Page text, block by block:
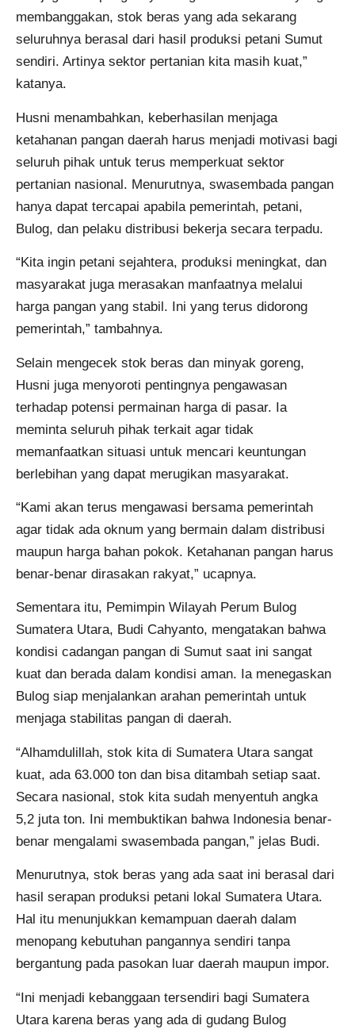
membanggakan, stok beras yang ada sekarang
seluruhnya berasal dari hasil produksi petani Sumut
sendiri. Artinya sektor pertanian kita masih kuat,”
katanya.
Husni menambahkan, keberhasilan menjaga
ketahanan pangan daerah harus menjadi motivasi bagi
seluruh pihak untuk terus memperkuat sektor
pertanian nasional. Menurutnya, swasembada pangan
hanya dapat tercapai apabila pemerintah, petani,
Bulog, dan pelaku distribusi bekerja secara terpadu.
“Kita ingin petani sejahtera, produksi meningkat, dan
masyarakat juga merasakan manfaatnya melalui
harga pangan yang stabil. Ini yang terus didorong
pemerintah,” tambahnya.
Selain mengecek stok beras dan minyak goreng,
Husni juga menyoroti pentingnya pengawasan
terhadap potensi permainan harga di pasar. Ia
meminta seluruh pihak terkait agar tidak
memanfaatkan situasi untuk mencari keuntungan
berlebihan yang dapat merugikan masyarakat.
“Kami akan terus mengawasi bersama pemerintah
agar tidak ada oknum yang bermain dalam distribusi
maupun harga bahan pokok. Ketahanan pangan harus
benar-benar dirasakan rakyat,” ucapnya.
Sementara itu, Pemimpin Wilayah Perum Bulog
Sumatera Utara, Budi Cahyanto, mengatakan bahwa
kondisi cadangan pangan di Sumut saat ini sangat
kuat dan berada dalam kondisi aman. Ia menegaskan
Bulog siap menjalankan arahan pemerintah untuk
menjaga stabilitas pangan di daerah.
“Alhamdulillah, stok kita di Sumatera Utara sangat
kuat, ada 63.000 ton dan bisa ditambah setiap saat.
Secara nasional, stok kita sudah menyentuh angka
5,2 juta ton. Ini membuktikan bahwa Indonesia benar-
benar mengalami swasembada pangan,” jelas Budi.
Menurutnya, stok beras yang ada saat ini berasal dari
hasil serapan produksi petani lokal Sumatera Utara.
Hal itu menunjukkan kemampuan daerah dalam
menopang kebutuhan pangannya sendiri tanpa
bergantung pada pasokan luar daerah maupun impor.
“Ini menjadi kebanggaan tersendiri bagi Sumatera
Utara karena beras yang ada di gudang Bulog